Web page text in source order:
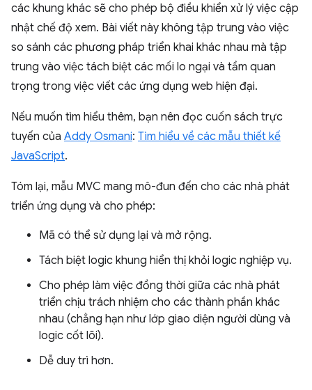
các khung khác sẽ cho phép bộ điều khiển xử lý việc cập
nhật chế độ xem. Bài viết này không tập trung vào việc
so sánh các phương pháp triển khai khác nhau mà tập
trung vào việc tách biệt các mối lo ngại và tầm quan
trọng trong việc viết các ứng dụng web hiện đại.
Nếu muốn tìm hiểu thêm, bạn nên đọc cuốn sách trực
tuyến của Addy Osmani: Tìm hiểu về các mẫu thiết kế
JavaScript.
Tóm lại, mẫu MVC mang mô-đun đến cho các nhà phát
triển ứng dụng và cho phép:
Mã có thể sử dụng lại và mở rộng.
Tách biệt logic khung hiển thị khỏi logic nghiệp vụ.
Cho phép làm việc đồng thời giữa các nhà phát
triển chịu trách nhiệm cho các thành phần khác
nhau (chẳng hạn như lớp giao diện người dùng và
logic cốt lõi).
Dễ duy trì hơn.